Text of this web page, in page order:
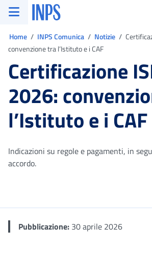
Vai al menu principale
Vai al contenuto principale
Vai al pie' di pagina
INPS ()
Home INPS Comunica Notizie
convenzione tra l’Istituto e i CAF
Certificazione
2026:
l’Istituto e i CAF
Indicazioni su regole e pagamenti, in
accordo.
Pubblicazione: 30 aprile 2026